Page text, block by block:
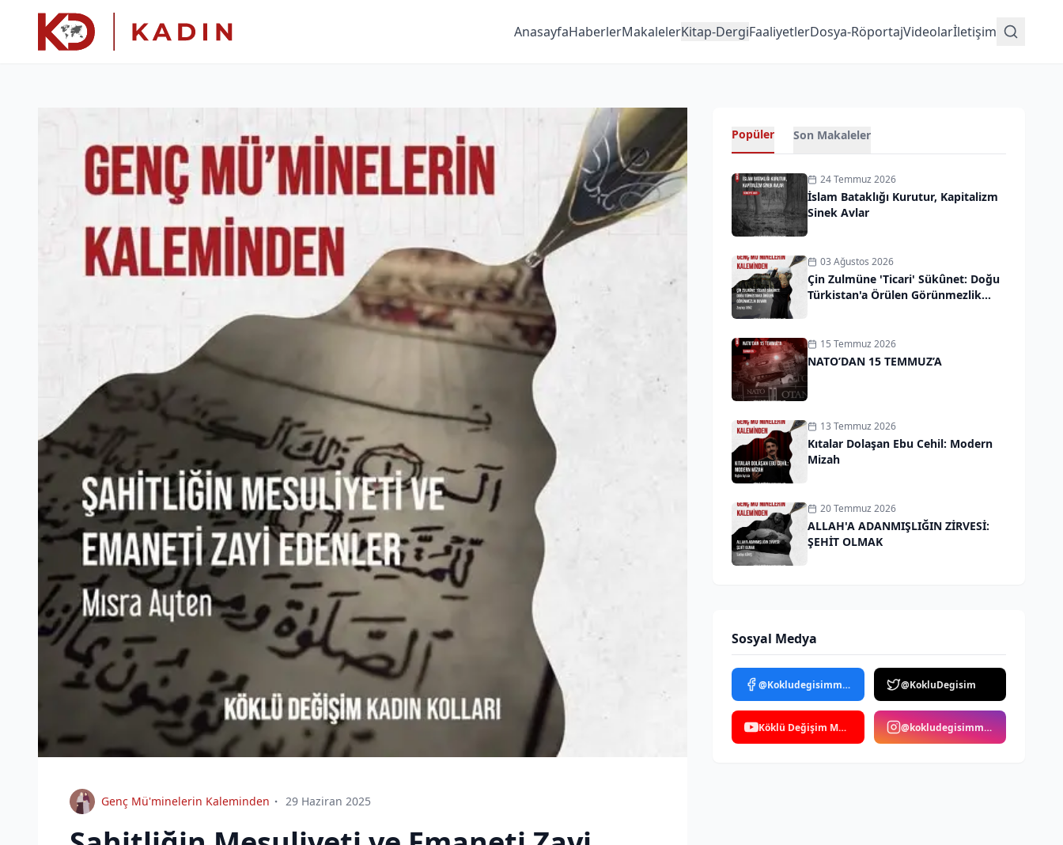
AnasayfaHaberlerMakalelerKitap-DergiFaaliyetlerDosya-RöportajVideolarİletişim
Genç Mü'minelerin Kaleminden 29 Haziran 2025
Popüler Son Makaleler
24 Temmuz 2026
İslam Bataklığı Kurutur, Kapitalizm
Sinek Avlar
03 Ağustos 2026
Çin Zulmüne 'Ticari' Sükûnet: Doğu
Türkistan'a Örülen Görünmezlik
15 Temmuz 2026
NATO’DAN 15 TEMMUZ’A
13 Temmuz 2026
Kıtalar Dolaşan Ebu Cehil: Modern
Mizah
20 Temmuz 2026
ALLAH'A ADANMIŞLIĞIN ZİRVESİ:
ŞEHİT OLMAK
Sosyal Medya
@Kokludegisimmedya @KokluDegisim
Köklü Değişim Medya @kokludegisimmedya